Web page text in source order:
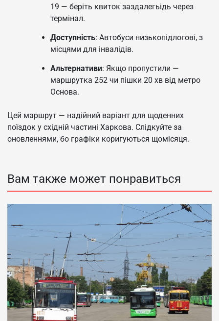
19 — беріть квиток заздалегьідь через
термінал.
Доступність: Автобуси низькопідлогові, з
місцями для інвалідів.
Альтернативи: Якщо пропустили —
маршрутка 252 чи пішки 20 хв від метро
Основа.
Цей маршрут — надійний варіант для щоденних
поїздок у східній частині Харкова. Слідкуйте за
оновленнями, бо графіки коригуються щомісяця.
Вам также может понравиться